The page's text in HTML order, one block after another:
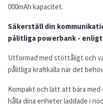
000mAh kapacitet.
Säkerställ din
pålitliga powerbank -
Utformad med stöttåligt och
pålitliga kraftkälla när det
Kompakt och lätt att bära
hålla dina enheter laddade i